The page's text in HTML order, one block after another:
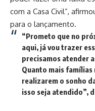
com a Casa Civil”,
para o lançamento.
“Prometo que no
aqui, já vou trazer
precisamos atender
Quanto mais
realizarem o sonho
isso seja atendido”,